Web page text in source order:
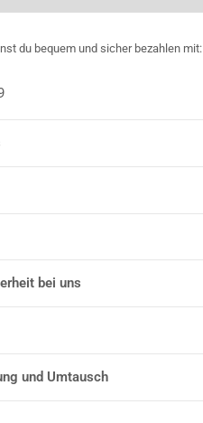
du bequem und sicher bezahlen mit:
bei uns
und Umtausch